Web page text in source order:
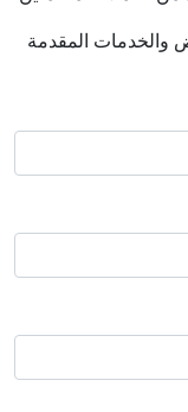
والخدمات المقدمة